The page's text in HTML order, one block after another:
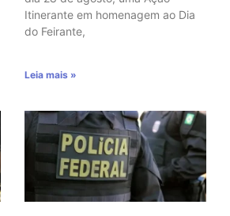
Itinerante em homenagem ao Dia
do Feirante,
Leia mais »